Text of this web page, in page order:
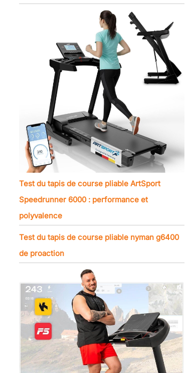
Test du tapis de course pliable ArtSport
Speedrunner 6000 : performance et
polyvalence
Test du tapis de course pliable nyman g6400
de proaction